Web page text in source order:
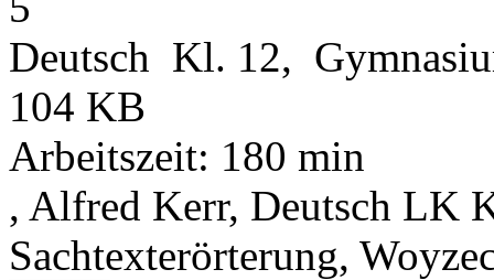
Deutsch Kl. 12,
104 KB
Arbeitszeit: 180 min
, Alfred Kerr, Deutsch LK
Sachtexterörterung,